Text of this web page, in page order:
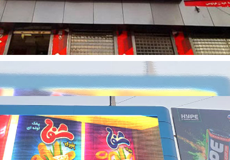
تلویزیون اوتدور (outdoor)
تلویزیون شهری تهران بانک شهر